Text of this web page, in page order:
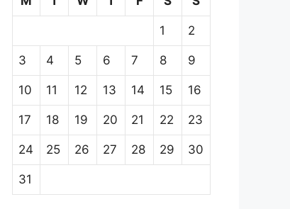
1 2
3 4 5 6 7 8 9
10 11 12 13 14 15 16
17 18 19 20 21 22 23
24 25 26 27 28 29 30
31